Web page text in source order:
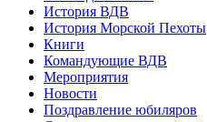
История ВДВ
История Морской Пехоты
Книги
Командующие ВДВ
Мероприятия
Новости
Поздравление юбиляров